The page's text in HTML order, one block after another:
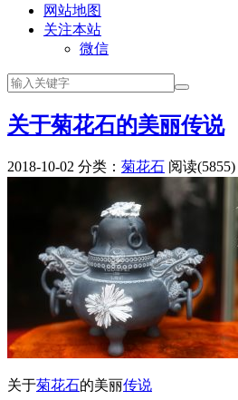
网站地图
关注本站
微信
关于菊花石的美丽传说
2018-10-02 分类： 菊花石 阅读(5855)
关于菊花石的美丽传说